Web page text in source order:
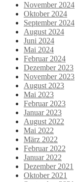
November 2024
Oktober 2024
September 2024
August 2024
Juni 2024
Mai 2024
Februar 2024
Dezember 2023
November 2023
August 2023
Mai 2023
Februar 2023
Januar 2023
August 2022
Mai 2022
März 2022
Februar 2022
Januar 2022
Dezember 2021
Oktober 2021